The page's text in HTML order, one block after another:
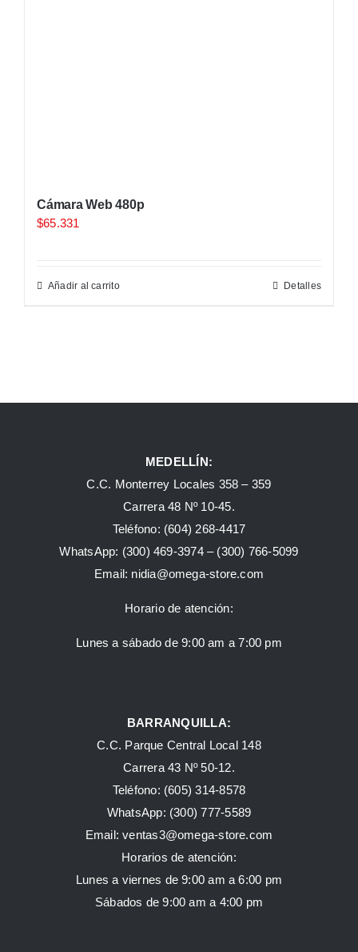
Cámara Web 480p
$65.331
Añadir al carrito Detalles
MEDELLÍN:
C.C. Monterrey Locales 358 – 359
Carrera 48 Nº 10-45.
Teléfono: (604) 268-4417
WhatsApp: (300) 469-3974 – (300) 766-5099
Email: nidia@omega-store.com
Horario de atención:
Lunes a sábado de 9:00 am a 7:00 pm
BARRANQUILLA:
C.C. Parque Central Local 148
Carrera 43 Nº 50-12.
Teléfono: (605) 314-8578
WhatsApp: (300) 777-5589
Email: ventas3@omega-store.com
Horarios de atención:
Lunes a viernes de 9:00 am a 6:00 pm
Sábados de 9:00 am a 4:00 pm